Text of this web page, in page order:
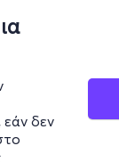
δεν
reseller